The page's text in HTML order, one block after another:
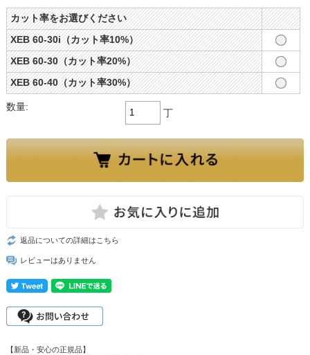
カット率をお選びください
XEB 60-30i（カット率10%）
XEB 60-30（カット率20%）
XEB 60-40（カット率30%）
数量:
丁
返品についての詳細はこちら
レビューはありません
【新品・安心の正規品】